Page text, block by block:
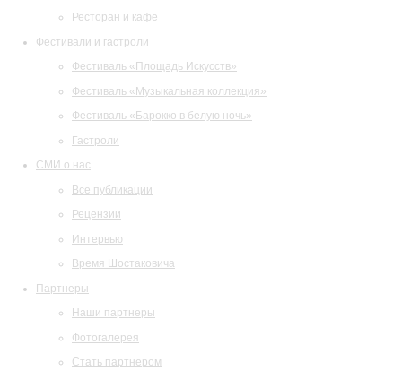
Ресторан и кафе
Фестивали и гастроли
Фестиваль «Площадь Искусств»
Фестиваль «Музыкальная коллекция»
Фестиваль «Барокко в белую ночь»
Гастроли
СМИ о нас
Все публикации
Рецензии
Интервью
Время Шостаковича
Партнеры
Наши партнеры
Фотогалерея
Стать партнером